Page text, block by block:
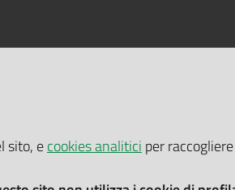
Documentazione
sito, ecookies analitici per raccogliere